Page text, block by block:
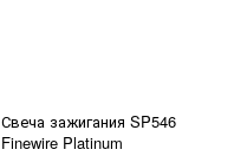
Свеча зажигания SP546
Finewire Platinum